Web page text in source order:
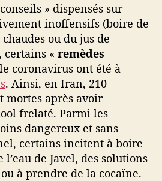
» dispensés sur
inoffensifs (boire de
chaudes ou du jus de
« remèdes
coronavirus ont été à
. Ainsi, en Iran, 210
mortes après avoir
frelaté. Parmi les
dangereux et sans
certains incitent à boire
de Javel, des solutions
à prendre de la cocaïne.